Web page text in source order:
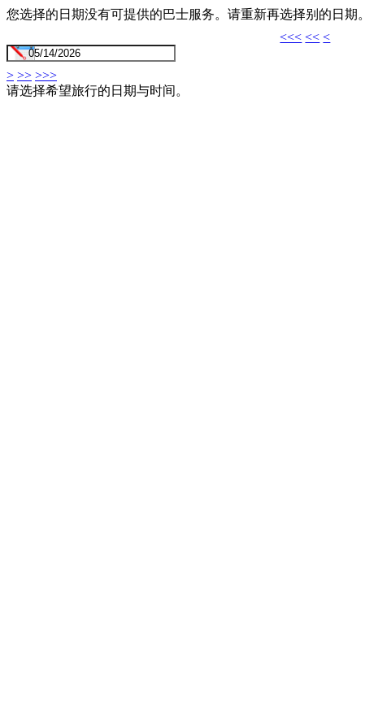
您选择的日期没有可提供的巴士服务。请重新再选择别的日期。
<<< << <
> >> >>>
请选择希望旅行的日期与时间。